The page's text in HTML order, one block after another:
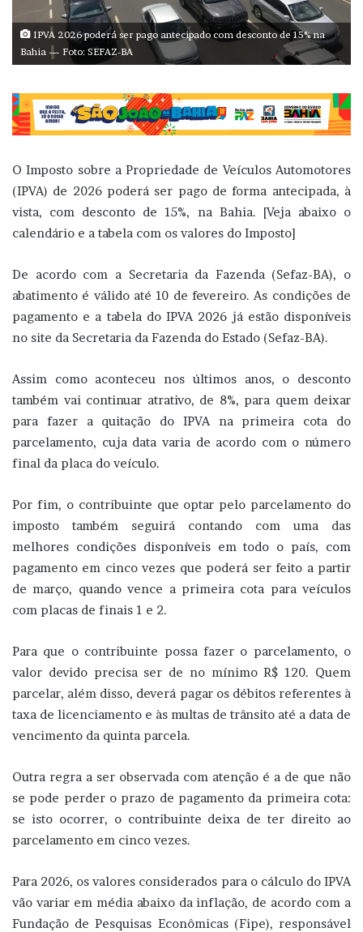
IPVA 2026 poderá ser pago antecipado com desconto de 15% na
Bahia — Foto: SEFAZ-BA
O Imposto sobre a Propriedade de Veículos Automotores
(IPVA) de 2026 poderá ser pago de forma antecipada, à
vista, com desconto de 15%, na Bahia. [Veja abaixo o
calendário e a tabela com os valores do Imposto]
De acordo com a Secretaria da Fazenda (Sefaz-BA), o
abatimento é válido até 10 de fevereiro. As condições de
pagamento e a tabela do IPVA 2026 já estão disponíveis
no site da Secretaria da Fazenda do Estado (Sefaz-BA).
Assim como aconteceu nos últimos anos, o desconto
também vai continuar atrativo, de 8%, para quem deixar
para fazer a quitação do IPVA na primeira cota do
parcelamento, cuja data varia de acordo com o número
final da placa do veículo.
Por fim, o contribuinte que optar pelo parcelamento do
imposto também seguirá contando com uma das
melhores condições disponíveis em todo o país, com
pagamento em cinco vezes que poderá ser feito a partir
de março, quando vence a primeira cota para veículos
com placas de finais 1 e 2.
Para que o contribuinte possa fazer o parcelamento, o
valor devido precisa ser de no mínimo R$ 120. Quem
parcelar, além disso, deverá pagar os débitos referentes à
taxa de licenciamento e às multas de trânsito até a data de
vencimento da quinta parcela.
Outra regra a ser observada com atenção é a de que não
se pode perder o prazo de pagamento da primeira cota:
se isto ocorrer, o contribuinte deixa de ter direito ao
parcelamento em cinco vezes.
Para 2026, os valores considerados para o cálculo do IPVA
vão variar em média abaixo da inflação, de acordo com a
Fundação de Pesquisas Econômicas (Fipe), responsável